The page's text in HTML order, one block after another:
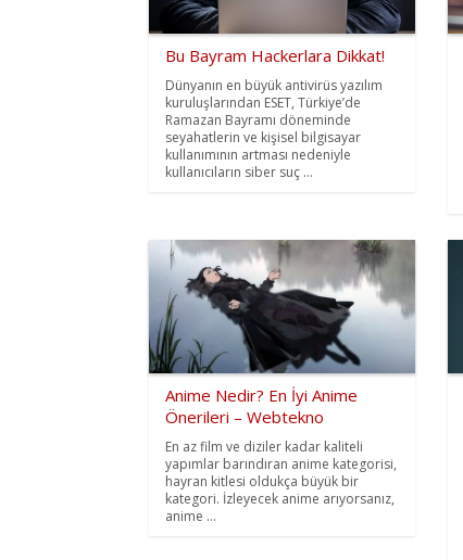
Bu Bayram Hackerlara Dikkat!
Dünyanın en büyük antivirüs yazılım
kuruluşlarından ESET, Türkiye’de
Ramazan Bayramı döneminde
seyahatlerin ve kişisel bilgisayar
kullanımının artması nedeniyle
kullanıcıların siber suç ...
Anime Nedir? En İyi Anime
Önerileri – Webtekno
En az film ve diziler kadar kaliteli
yapımlar barındıran anime kategorisi,
hayran kitlesi oldukça büyük bir
kategori. İzleyecek anime arıyorsanız,
anime ...